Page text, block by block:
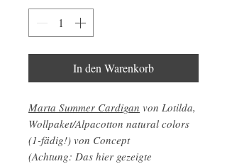
In den Warenkorb
Marta Summer Cardigan von Lotilda,
Wollpaket/Alpacotton natural colors
(1-fädig!) von Concept
(Achtung: Das hier gezeigte